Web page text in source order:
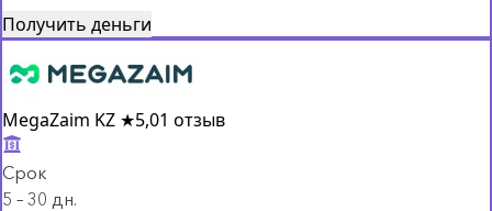
Получить деньги
MegaZaim KZ ★5,01 отзыв
Срок
5 – 30 дн.